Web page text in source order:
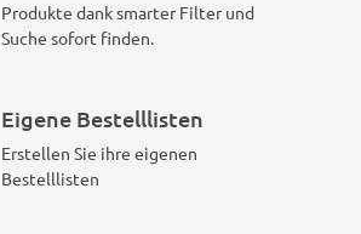
Produkte dank smarter Filter und
Suche sofort finden.
Eigene Bestelllisten
Erstellen Sie ihre eigenen
Bestelllisten